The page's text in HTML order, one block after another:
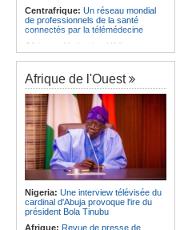
Centrafrique: Un réseau mondial
de professionnels de la santé
connectés par la télémédecine
Afrique:
Afrobasket U18 -
Madagascar valide son ticket pour
les quarts
Congo-Brazzaville:
Assainissement et développement
local - Les Nations unies réitèrent
leur soutien au pays
Angola:Le pays a achevé 89 % du
déminage des 911 zones minées
Angola:Des élèves angolais
remportent plus de 50 médailles aux
Olympiades de mathématiques en
Angleterre
Angola:Petro qualifié pour les
demi-finales du championnat
national féminin
Afrique de l'Ouest
Nigeria: Une interview télévisée du
cardinal d'Abuja provoque l'ire du
président Bola Tinubu
Afrique: Revue de presse de